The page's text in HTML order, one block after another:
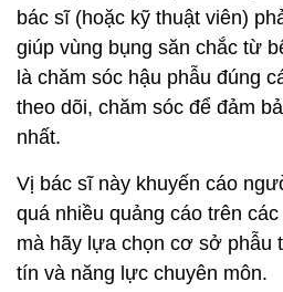
bác sĩ (hoặc kỹ thuật viên)
giúp vùng bụng săn chắc từ
là chăm sóc hậu phẫu đúng
theo dõi, chăm sóc để đảm
nhất.
Vị bác sĩ này khuyến cáo
quá nhiều quảng cáo trên
mà hãy lựa chọn cơ sở phẫu
tín và năng lực chuyên môn.